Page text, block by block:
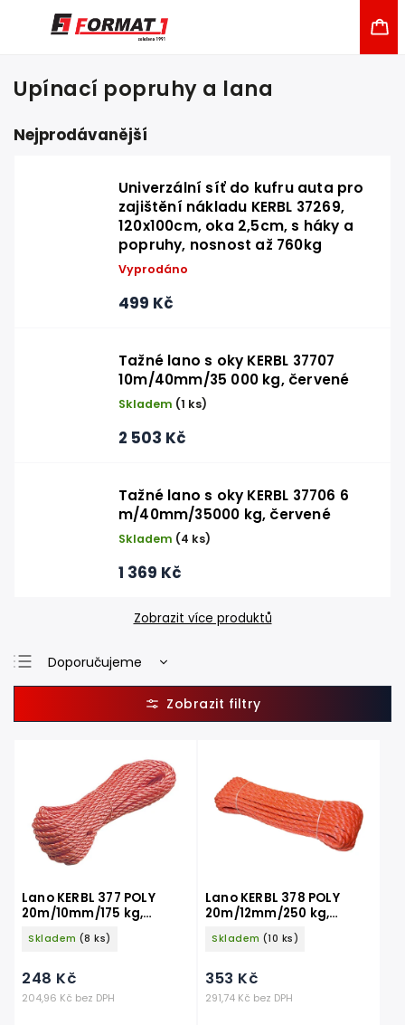
Upínací popruhy a lana
Nejprodávanější
Univerzální síť do kufru auta pro
zajištění nákladu KERBL 37269,
120x100cm, oka 2,5cm, s háky a
popruhy, nosnost až 760kg
Vyprodáno
499 Kč
Tažné lano s oky KERBL 37707
10m/40mm/35 000 kg, červené
Skladem (1 ks)
2 503 Kč
Tažné lano s oky KERBL 37706 6
m/40mm/35000 kg, červené
Skladem (4 ks)
1 369 Kč
Zobrazit více produktů
Doporučujeme
Nejlevnější
Nejdražší
Abecedně
Lano KERBL 377 POLY
20m/10mm/175 kg,
oranžové
Skladem (8 ks)
204,96 Kč bez DPH
248 Kč
Lano KERBL 378 POLY
20m/12mm/250 kg,
oranžové
Skladem (10 ks)
291,74 Kč bez DPH
353 Kč